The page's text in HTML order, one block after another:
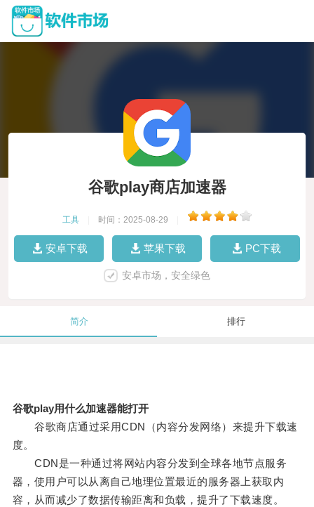
谷歌play商店加速器
工具 时间：2025-08-29
安卓下载 苹果下载 PC下载
安卓市场，安全绿色
简介 排行
谷歌play用什么加速器能打开
谷歌商店通过采用CDN（内容分发网络）来提升下载速
度。
CDN是一种通过将网站内容分发到全球各地节点服务
器，使用户可以从离自己地理位置最近的服务器上获取内
容，从而减少了数据传输距离和负载，提升了下载速度。